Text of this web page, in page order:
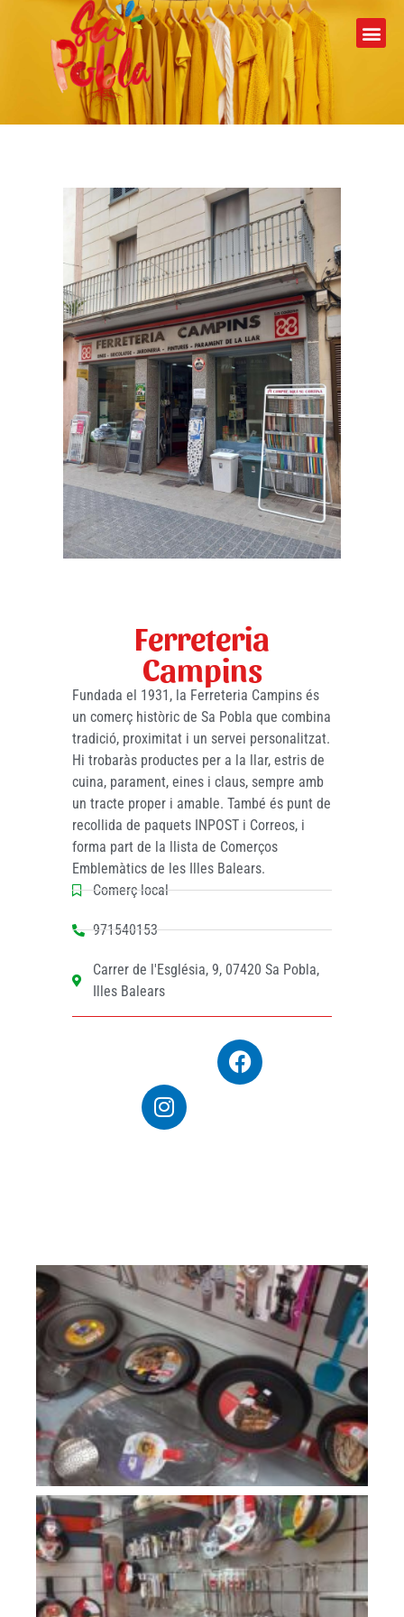
Ferreteria
Campins
Fundada el 1931, la Ferreteria Campins és
un comerç històric de Sa Pobla que combina
tradició, proximitat i un servei personalitzat.
Hi trobaràs productes per a la llar, estris de
cuina, parament, eines i claus, sempre amb
un tracte proper i amable. També és punt de
recollida de paquets INPOST i Correos, i
forma part de la llista de Comerços
Emblemàtics de les Illes Balears.
Comerç local
971540153
Carrer de l'Església, 9, 07420 Sa Pobla,
Illes Balears